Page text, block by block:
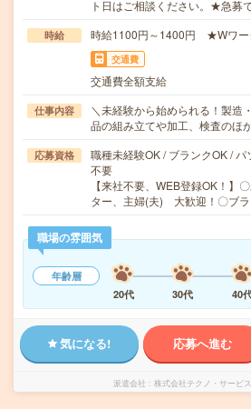
ト日はご相談ください。★急募
時給 時給1100円～1400円 ★Wワー
交通費
交通費全額支給
仕事内容
＼未経験から始められる！製造
品の組み立てや加工、検査のほ
応募資格
職種未経験OK / ブランクOK /
不要
【来社不要、WEB登録OK！】
ター、主婦(夫) 大歓迎！〇ブ
職場の雰囲気
年齢層
20代
30代 40
気になる! 応募へ進む
派遣会社 株式会社テクノ・サービ